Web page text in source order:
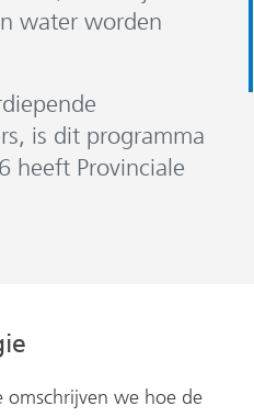
water worden
is dit programma
heeft Provinciale
omschrijven we hoe de